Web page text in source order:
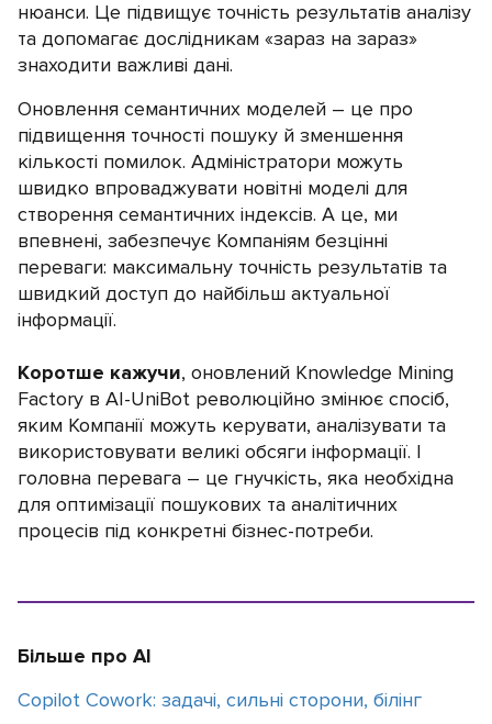
нюанси. Це підвищує точність результатів аналізу
та допомагає дослідникам «зараз на зараз»
знаходити важливі дані.
Оновлення семантичних моделей – це про
підвищення точності пошуку й зменшення
кількості помилок. Адміністратори можуть
швидко впроваджувати новітні моделі для
створення семантичних індексів. А це, ми
впевнені, забезпечує Компаніям безцінні
переваги: максимальну точність результатів та
швидкий доступ до найбільш актуальної
інформації.
Коротше кажучи, оновлений Knowledge Mining
Factory в AI-UniBot революційно змінює спосіб,
яким Компанії можуть керувати, аналізувати та
використовувати великі обсяги інформації. І
головна перевага – це гнучкість, яка необхідна
для оптимізації пошукових та аналітичних
процесів під конкретні бізнес-потреби.
Більше про AI
Copilot Cowork: задачі, сильні сторони, білінг